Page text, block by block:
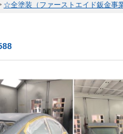
☆全塗装（ファーストエイド鈑金事業